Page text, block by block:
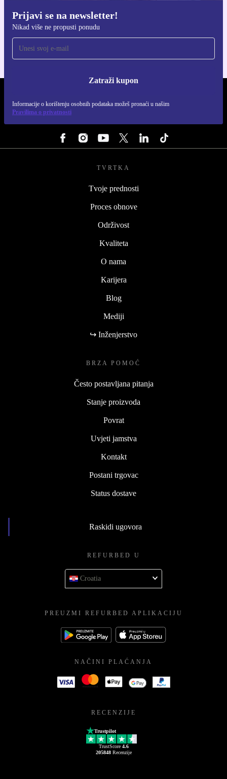
Prijavi se na newsletter!
Nikad više ne propusti ponudu
Zatraži kupon
Informacije o korištenju osobnih podataka možeš pronaći u našim
Pravilima o privatnosti
Preuzmi refurbed aplikaciju
Za iOS i Android
TVRTKA
Tvoje prednosti
Proces obnove
Održivost
Kvaliteta
O nama
Karijera
Blog
Mediji
↪ Inženjerstvo
BRZA POMOĆ
Često postavljana pitanja
Stanje proizvoda
Povrat
Uvjeti jamstva
Kontakt
Postani trgovac
Status dostave
Raskidi ugovora
REFURBED U
Croatia
PREUZMI REFURBED APLIKACIJU
NAČINI PLAĆANJA
RECENZIJE
Trustpilot
TrustScore 4.6
205848Recenzije